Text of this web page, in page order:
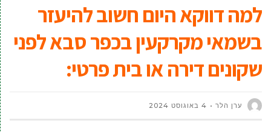
למה דווקא היום חשוב להיעזר
בשמאי מקרקעין בכפר סבא לפני
שקונים דירה או בית פרטי:
ערן הלר 4 באוגוסט 2024